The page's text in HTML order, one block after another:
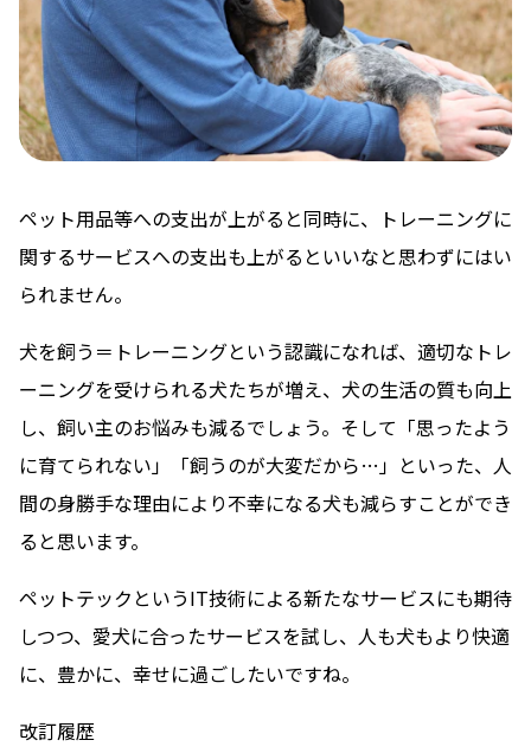
ペット用品等への支出が上がると同時に、トレーニングに
関するサービスへの支出も上がるといいなと思わずにはい
られません。
犬を飼う＝トレーニングという認識になれば、適切なトレ
ーニングを受けられる犬たちが増え、犬の生活の質も向上
し、飼い主のお悩みも減るでしょう。そして「思ったよう
に育てられない」「飼うのが大変だから…」といった、人
間の身勝手な理由により不幸になる犬も減らすことができ
ると思います。
ペットテックというIT技術による新たなサービスにも期待
しつつ、愛犬に合ったサービスを試し、人も犬もより快適
に、豊かに、幸せに過ごしたいですね。
改訂履歴